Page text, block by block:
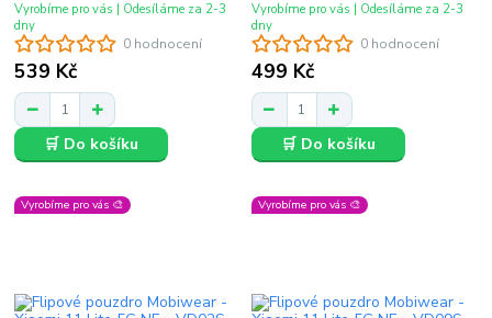
0 hodnocení
539 Kč
Vyrobíme pro vás | Odesíláme za 2-3
dny
🛒 Do košíku
0 hodnocení
499 Kč
Vyrobíme pro vás | Odesíláme za 2-3
dny
🛒 Do košíku
Vyrobíme pro vás 🎨 Vyrobíme pro vás 🎨